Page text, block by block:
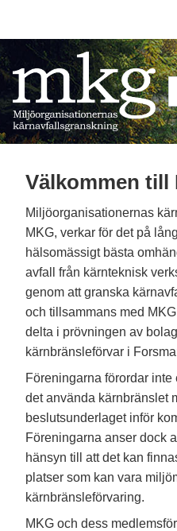
Välkommen till
Miljöorganisationernas
MKG, verkar för det på
hälsomässigt bästa
avfall från kärnteknisk
genom att granska
och tillsammans med
delta i prövningen av
kärnbränsleförvar i
Föreningarna förordar
det använda kärnbränslet
beslutsunderlaget inför
Föreningarna anser dock
hänsyn till att det kan
platser som kan vara
kärnbränsleförvaring.
MKG och dess